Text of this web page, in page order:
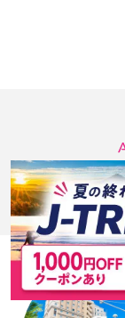
沖縄本島・離島
テル選びに困っ